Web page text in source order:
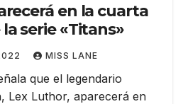
en la cuarta
serie «Titans»
MISS LANE
que el legendario
Lex Luthor, aparecerá en